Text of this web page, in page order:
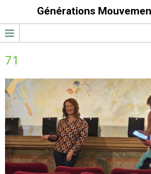
Générations
71